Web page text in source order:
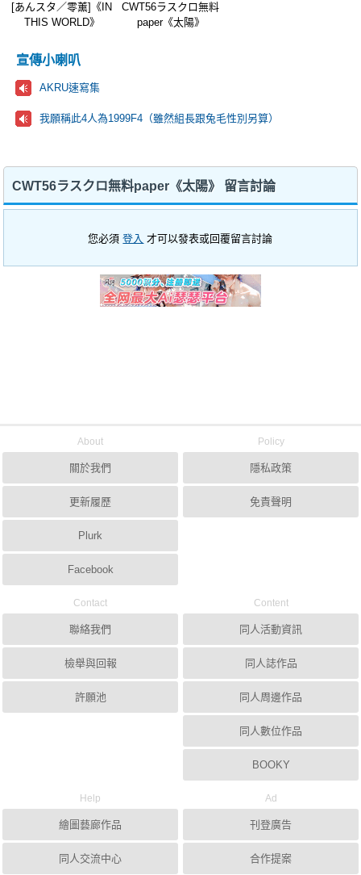
[あんスタ／零薰]《IN
THIS WORLD》
CWT56ラスクロ無料
paper《太陽》
宣傳小喇叭
AKRU速寫集
我願稱此4人為1999F4（雖然組長跟兔毛性別另算）
CWT56ラスクロ無料paper《太陽》 留言討論
您必須登入 才可以發表或回覆留言討論
About
關於我們
更新履歷
Plurk
Facebook
Policy
隱私政策
免責聲明
Contact
聯絡我們
檢舉與回報
許願池
Content
同人活動資訊
同人誌作品
同人周邊作品
同人數位作品
BOOKY
Help
繪圖藝廊作品
同人交流中心
Ad
刊登廣告
合作提案